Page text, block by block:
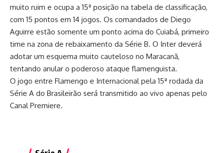
muito ruim e ocupa a 15ª posição na tabela de classificação,
com 15 pontos em 14 jogos. Os comandados de Diego
Aguirre estão somente um ponto acima do Cuiabá, primeiro
time na zona de rebaixamento da Série B. O Inter deverá
adotar um esquema muito cauteloso no Maracanã,
tentando anular o poderoso ataque flamenguista.
O jogo entre Flamengo e Internacional pela 15ª rodada da
Série A do Brasileirão será transmitido ao vivo apenas pelo
Canal Premiere.